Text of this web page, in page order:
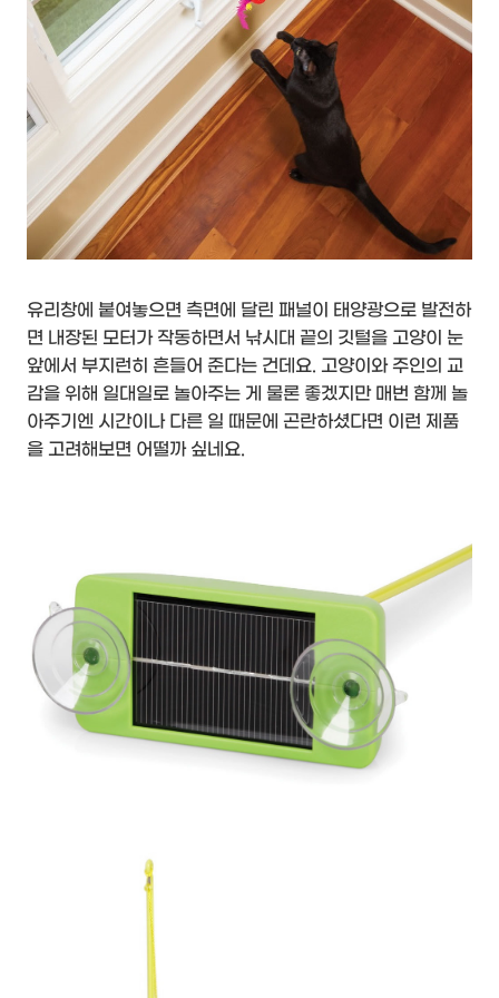
유리창에 붙여놓으면 측면에 달린 패널이 태양광으로 발전하
면 내장된 모터가 작동하면서 낚시대 끝의 깃털을 고양이 눈
앞에서 부지런히 흔들어 준다는 건데요. 고양이와 주인의 교
감을 위해 일대일로 놀아주는 게 물론 좋겠지만 매번 함께 놀
아주기엔 시간이나 다른 일 때문에 곤란하셨다면 이런 제품
을 고려해보면 어떨까 싶네요.